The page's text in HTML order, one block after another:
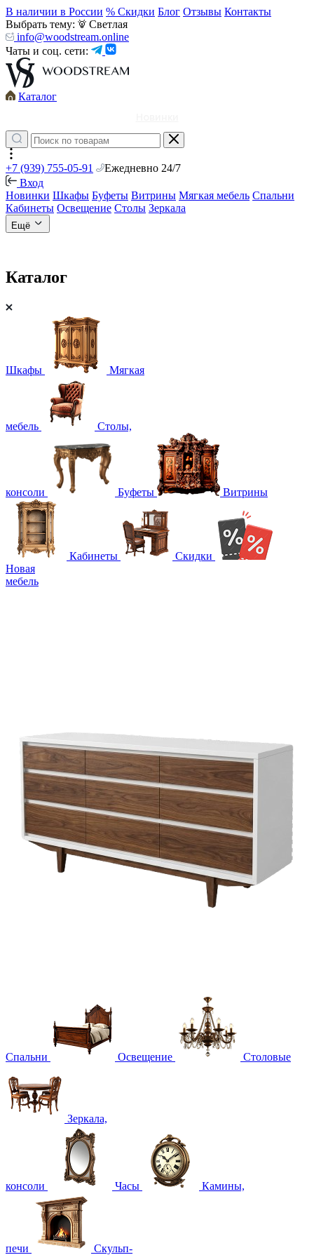
В наличии в России % Скидки Блог Отзывы Контакты
Выбрать тему:
Светлая
info@woodstream.online
Чаты и соц. сети:
Каталог
+7 (939) 755-05-91
Ежедневно 24/7
Вход
Новинки Шкафы Буфеты Витрины Мягкая мебель Спальни
Кабинеты Освещение Столы Зеркала
Ещё
Каталог
Шкафы Мягкая
мебель Столы,
консоли Буфеты Витрины
Кабинеты
Скидки
Новая
мебель
Спальни Освещение Столовые
Зеркала,
консоли Часы Камины,
печи Скульп-